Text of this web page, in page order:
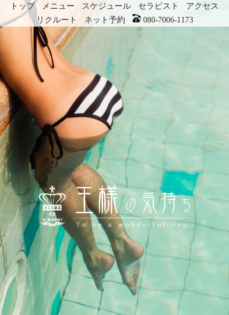
トップ メニュー スケジュール セラピスト
アクセス
リクルート
ネット予約 080-7006-1173